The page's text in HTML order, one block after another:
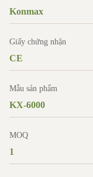
Konmax
Giấy chứng nhận
CE
Mẫu sản phẩm
KX-6000
MOQ
1